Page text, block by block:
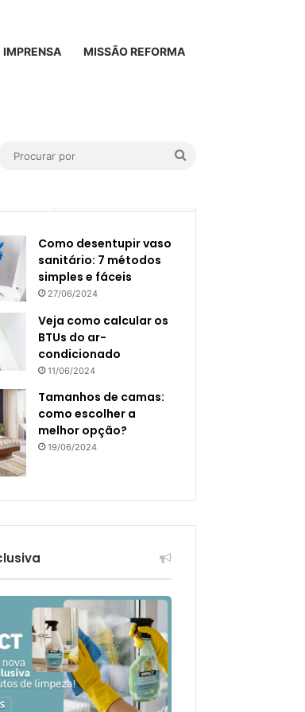
IMPRENSA MISSÃO REFORMA
TikTok
Como desentupir vaso
sanitário: 7 métodos
simples e fáceis
27/06/2024
Veja como calcular os
BTUs do ar-
condicionado
11/06/2024
Tamanhos de camas:
como escolher a
melhor opção?
19/06/2024